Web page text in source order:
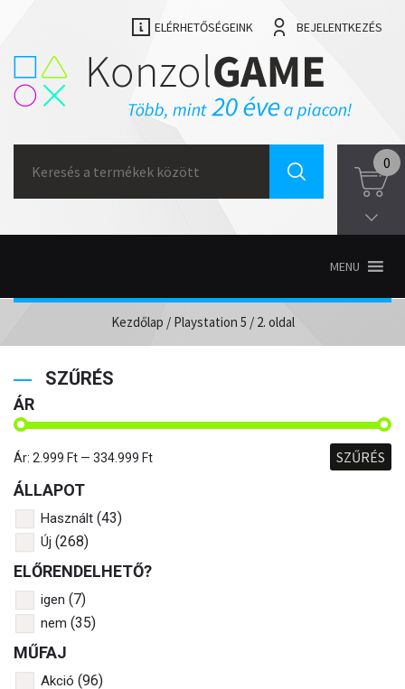
ELÉRHETŐSÉGEINK BEJELENTKEZÉS
for:
0
MENU
Kezdőlap / Playstation 5 / 2. oldal
SZŰRÉS
ÁR
SZŰRÉS
Ár: 2.999 Ft — 334.999 Ft
ÁLLAPOT
Használt (43)
Új (268)
ELŐRENDELHETŐ?
igen (7)
nem (35)
MŰFAJ
Akció (96)